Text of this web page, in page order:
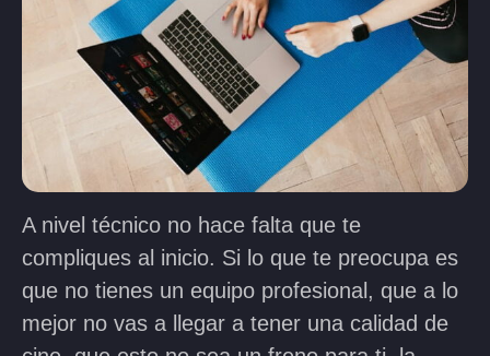
A nivel técnico no hace falta que te
compliques al inicio. Si lo que te preocupa es
que no tienes un equipo profesional, que a lo
mejor no vas a llegar a tener una calidad de